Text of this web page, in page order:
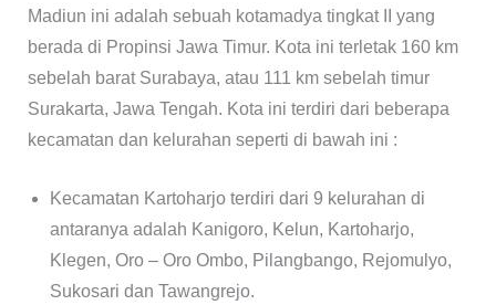
Madiun ini adalah sebuah kotamadya tingkat II yang
berada di Propinsi Jawa Timur. Kota ini terletak 160 km
sebelah barat Surabaya, atau 111 km sebelah timur
Surakarta, Jawa Tengah. Kota ini terdiri dari beberapa
kecamatan dan kelurahan seperti di bawah ini :
Kecamatan Kartoharjo terdiri dari 9 kelurahan di
antaranya adalah Kanigoro, Kelun, Kartoharjo,
Klegen, Oro – Oro Ombo, Pilangbango, Rejomulyo,
Sukosari dan Tawangrejo.